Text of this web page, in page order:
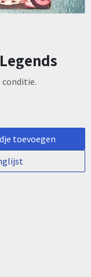
conditie.
toevoegen